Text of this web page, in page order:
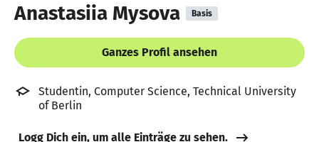
Anastasiia Mysova Basis
Ganzes Profil ansehen
Studentin, Computer Science, Technical University
of Berlin
Logg Dich ein, um alle Einträge zu sehen.